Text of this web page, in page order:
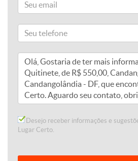
Desejo receber informações e
Lugar Certo.